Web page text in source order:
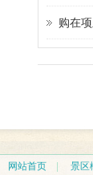
购在
网站首页 景区